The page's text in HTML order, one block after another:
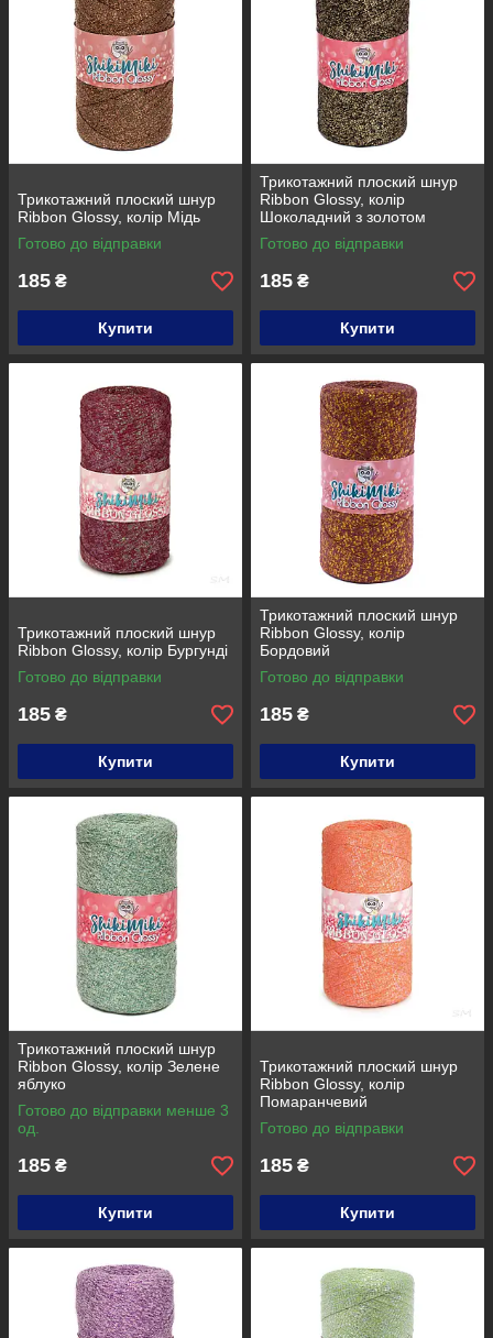
Трикотажний плоский шнур
Ribbon Glossy, колір Мідь
Готово до відправки
185 ₴
Купити
Трикотажний плоский шнур
Ribbon Glossy, колір
Шоколадний з золотом
Готово до відправки
185 ₴
Купити
Трикотажний плоский шнур
Ribbon Glossy, колір Бургунді
Готово до відправки
185 ₴
Купити
Трикотажний плоский шнур
Ribbon Glossy, колір
Бордовий
Готово до відправки
185 ₴
Купити
Трикотажний плоский шнур
Ribbon Glossy, колір Зелене
яблуко
Готово до відправки менше 3
од.
185 ₴
Купити
Трикотажний плоский шнур
Ribbon Glossy, колір
Помаранчевий
Готово до відправки
185 ₴
Купити